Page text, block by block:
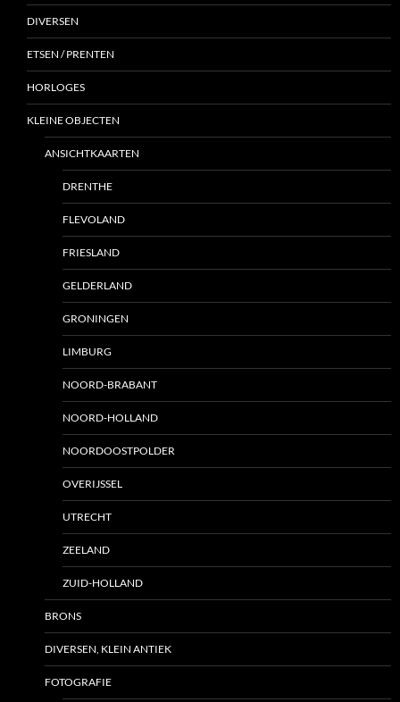
DIVERSEN
ETSEN / PRENTEN
HORLOGES
KLEINE OBJECTEN
ANSICHTKAARTEN
DRENTHE
FLEVOLAND
FRIESLAND
GELDERLAND
GRONINGEN
LIMBURG
NOORD-BRABANT
NOORD-HOLLAND
NOORDOOSTPOLDER
OVERIJSSEL
UTRECHT
ZEELAND
ZUID-HOLLAND
BRONS
DIVERSEN, KLEIN ANTIEK
FOTOGRAFIE